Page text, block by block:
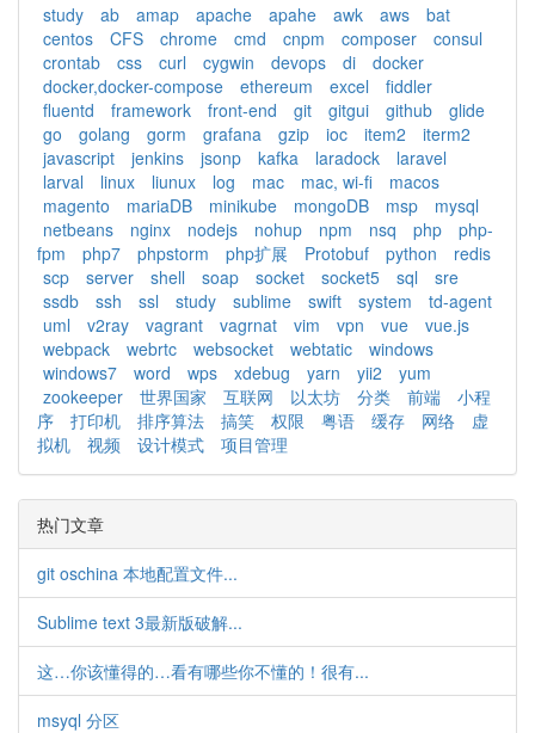
study ab amap apache apahe awk aws
bat
centos
CFS chrome cmd cnpm composer
consul
crontab
css curl cygwin devops di
docker
docker,docker-compose
ethereum excel
fiddler
fluentd
framework front-end git gitgui github
glide
go
golang gorm grafana gzip ioc item2
iterm2
javascript
jenkins jsonp kafka laradock
laravel
larval
linux liunux log mac mac, wi-fi
macos
magento
mariaDB minikube mongoDB msp
mysql
netbeans
nginx nodejs nohup npm nsq php
php-
fpm
php7 phpstorm php扩展 Protobuf python
redis
scp
server shell soap socket socket5 sql
sre
ssdb
ssh ssl study sublime swift system
td-agent
uml
v2ray vagrant vagrnat vim vpn vue
vue.js
webpack
webrtc websocket webtatic
windows
windows7
word wps xdebug yarn yii2
yum
zookeeper
世界国家 互联网 以太坊 分类 前端
小程
序
打印机 排序算法 搞笑 权限 粤语 缓存 网络
虚
拟机
视频 设计模式 项目管理
热门文章
git oschina 本地配置文件...
Sublime text 3最新版破解...
这…你该懂得的…看有哪些你不懂的！很有...
msyql 分区